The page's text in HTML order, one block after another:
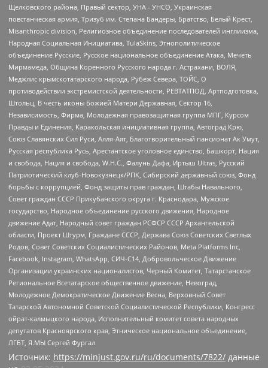
Щелковского района, Правый сектор, УНА - УНСО, Украинская
повстанческая армия, Тризуб им. Степана Бандеры, Братство, Белый Крест,
Misanthropic division, Религиозное объединение последователей инглиизма,
Народная Социальная Инициатива, TulaSkins, Этнополитическое
объединение Русские, Русское национальное объединение Атака, Мечеть
Мирмамеда, Община Коренного Русского народа г. Астрахани, ВОЛЯ,
Меджлис крымскотатарского народа, Рубеж Севера, ТОЙС, О
противодействии экстремистской деятельности, РЕВТАТПОД, Артподготовка,
Штольц, В честь иконы Божией Матери Державная, Сектор 16,
Независимость, Фирма, Молодежная правозащитная группа МПГ, Курсом
Правды и Единения, Каракольская инициативная группа, Автоград Крю,
Союз Славянских Сил Руси, Алля-Аят, Благотворительный пансионат Ак Умут,
Русская республика Русь, Арестантское уголовное единство, Башкорт, Нация
и свобода, Нация и свобода, W.H.С., Фалунь Дафа, Иртыш Ultras, Русский
Патриотический клуб-Новокузнецк/РПК, Сибирский державный союз, Фонд
борьбы с коррупцией, Фонд защиты прав граждан, Штабы Навального,
Совет граждан СССР Прикубанского округа г. Краснодара, Мужское
государство, Народное объединение русского движения, Народное
движение Адат, Народный совет граждан РСФСР СССР Архангельской
области, Проект Штурм, Граждане СССР, Держава Союз Советских Светлых
Родов, Совет Советских Социалистических Районов, Meta Platforms Inc,
Facebook, Instagram, WhatsApp, СИЧ-С14, Добровольческое Движение
Организации украинских националистов, Черный Комитет, Татарстанское
Региональное Всетатарское общественное движение, Невоград,
Молодежное Демократическое Движение Весна, Верховный Совет
Татарской Автономной Советской Социалистической Республики, Конгресс
ойрат-калмыцкого народа, Исполнительный комитет совета народных
депутатов Красноярского края, Этническое национальное объединение,
ЛГБТ, Я.МЫ Сергей Фургал
Источник: https://minjust.gov.ru/ru/documents/7822/ данные